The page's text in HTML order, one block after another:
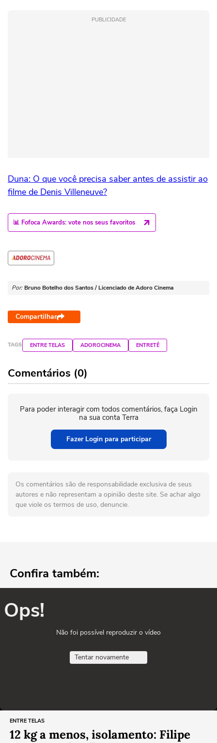
PUBLICIDADE
Duna: O que você precisa saber antes de assistir ao
filme de Denis Villeneuve?
📊 Fofoca Awards: vote nos seus favoritos
Por: Bruno Botelho dos Santos / Licenciado de Adoro Cinema
Compartilhar
TAGS ENTRE TELAS ADOROCINEMA ENTRETÊ
Comentários (0)
Para poder interagir com todos comentários, faça Login
na sua conta Terra
Fazer Login para participar
Os comentários são de responsabilidade exclusiva de seus
autores e não representam a opinião deste site. Se achar algo
que viole os termos de uso, denuncie.
Confira também:
Ops!
Não foi possível reproduzir o vídeo
Tentar novamente
ENTRE TELAS
12 kg a menos, isolamento: Filipe